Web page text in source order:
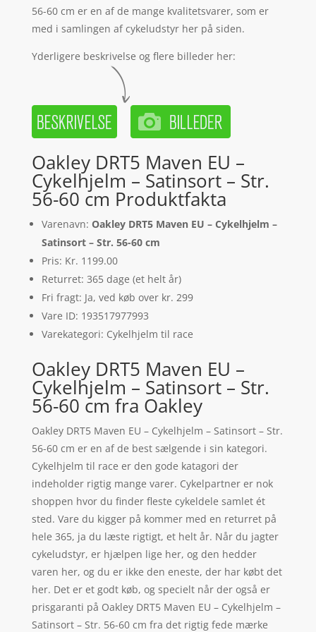
56-60 cm er en af de mange kvalitetsvarer, som er
med i samlingen af cykeludstyr her på siden.
Yderligere beskrivelse og flere billeder her:
Oakley DRT5 Maven EU –
Cykelhjelm – Satinsort – Str.
56-60 cm Produktfakta
Varenavn: Oakley DRT5 Maven EU – Cykelhjelm –
Satinsort – Str. 56-60 cm
Pris: Kr. 1199.00
Returret: 365 dage (et helt år)
Fri fragt: Ja, ved køb over kr. 299
Vare ID: 193517977993
Varekategori: Cykelhjelm til race
Oakley DRT5 Maven EU –
Cykelhjelm – Satinsort – Str.
56-60 cm fra Oakley
Oakley DRT5 Maven EU – Cykelhjelm – Satinsort – Str.
56-60 cm er en af de best sælgende i sin kategori.
Cykelhjelm til race er den gode katagori der
indeholder rigtig mange varer. Cykelpartner er nok
shoppen hvor du finder fleste cykeldele samlet ét
sted. Vare du kigger på kommer med en returret på
hele 365, ja du læste rigtigt, et helt år. Når du jagter
cykeludstyr, er hjælpen lige her, og den hedder
varen her, og du er ikke den eneste, der har købt det
her. Det er et godt køb, og specielt når der også er
prisgaranti på Oakley DRT5 Maven EU – Cykelhjelm –
Satinsort – Str. 56-60 cm fra det rigtig fede mærke